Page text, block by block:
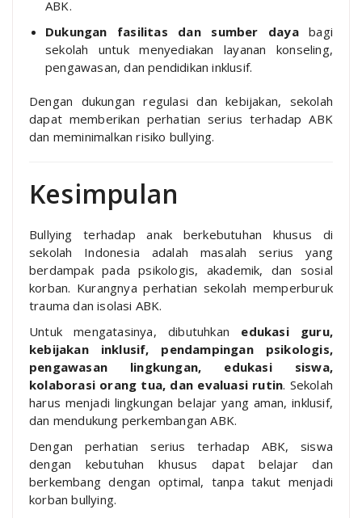
ABK.
Dukungan fasilitas dan sumber dayabagi
sekolah untuk menyediakan layanan konseling,
pengawasan, dan pendidikan inklusif.
Dengan dukungan regulasi dan kebijakan, sekolah
dapat memberikan perhatian serius terhadap ABK
dan meminimalkan risiko bullying.
Kesimpulan
Bullying terhadap anak berkebutuhan khusus di
sekolah Indonesia adalah masalah serius yang
berdampak pada psikologis, akademik, dan sosial
korban. Kurangnya perhatian sekolah memperburuk
trauma dan isolasi ABK.
Untuk mengatasinya, dibutuhkan edukasi guru,
kebijakan inklusif, pendampingan psikologis,
pengawasan lingkungan, edukasi siswa,
kolaborasi orang tua, dan evaluasi rutin. Sekolah
harus menjadi lingkungan belajar yang aman, inklusif,
dan mendukung perkembangan ABK.
Dengan perhatian serius terhadap ABK, siswa
dengan kebutuhan khusus dapat belajar dan
berkembang dengan optimal, tanpa takut menjadi
korban bullying.